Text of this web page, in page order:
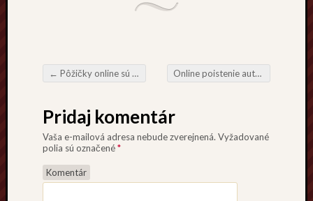
Post navigation
← Pôžičky online sú na extrémnom vzostupe! Online poistenie auta a porovnanie ceny
Pridaj komentár
Vaša e-mailová adresa nebude zverejnená. Vyžadované
polia sú označené*
Komentár